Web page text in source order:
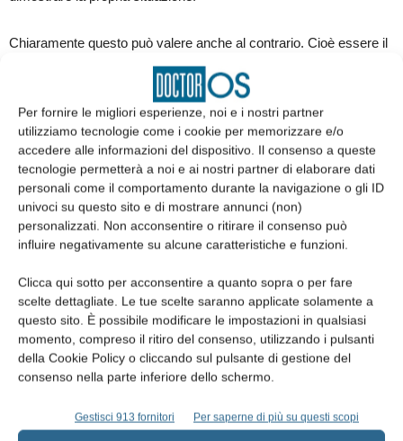
Per fornire le migliori esperienze, noi e i nostri partner
utilizziamo tecnologie come i cookie per memorizzare e/o
accedere alle informazioni del dispositivo. Il consenso a queste
tecnologie permetterà a noi e ai nostri partner di elaborare dati
personali come il comportamento durante la navigazione o gli ID
univoci su questo sito e di mostrare annunci (non)
personalizzati. Non acconsentire o ritirare il consenso può
influire negativamente su alcune caratteristiche e funzioni.
Clicca qui sotto per acconsentire a quanto sopra o per fare
scelte dettagliate. Le tue scelte saranno applicate solamente a
questo sito. È possibile modificare le impostazioni in qualsiasi
momento, compreso il ritiro del consenso, utilizzando i pulsanti
della Cookie Policy o cliccando sul pulsante di gestione del
consenso nella parte inferiore dello schermo.
Gestisci 913 fornitori Per saperne di più su questi scopi
Chiaramente questo può valere anche al contrario. Cioè essere il
Fisco dello Stato estero a pretendere la tassazione dei redditi
prodotti all’estero, che vanno dichiarati in tale Paese oltre agli altri
redditi qualora venisse dimostrata un’effettiva e reale permanenza
per la maggior parte dell’anno in tale Paese senza che fosse
avvenuta la prescritta dichiarazione di residenza.
Le convenzioni contro le doppie imposizioni regolano tali
situazioni conflittuali con il fine di evitare un sovrapporsi dei
prelievi fiscali sul medesimo reddito da parte di amministrazioni
finanziarie di due (o più Paesi) attraverso meccanismi che
riconoscono le imposte già versate in altro Paese ovvero
esentano la tassazione di alcuni redditi in quanto tassate nell’altro
Paese. ●